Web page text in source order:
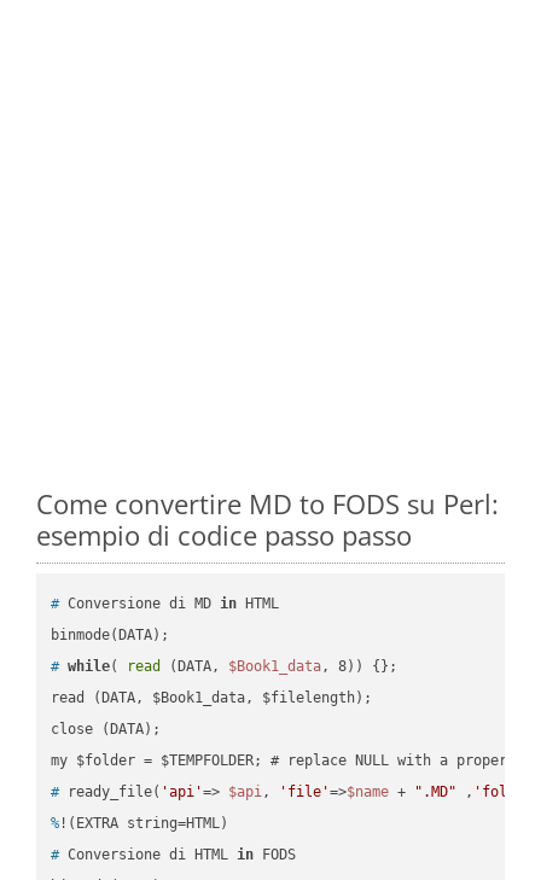
Come convertire MD to FODS su Perl:
esempio di codice passo passo
# Conversione di MD in HTML
# while( read (DATA, $Book1_data, 8)) {};
read (DATA, $Book1_data, $filelength);
close (DATA);
# ready_file( 'api'=> $api, 'file'=>$name + ".MD" , 'folder'
% !(EXTRA string=HTML)
# Conversione di HTML in FODS